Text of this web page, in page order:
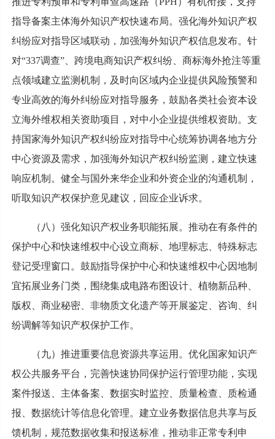
指导备案主体海外知识产权快速布局。强化海外知识产权
纠纷应对指导区域联动，加强海外知识产权信息发布。针
对“337调查”、跨境电商知识产权纠纷、商标海外抢注等重
点领域建立监测机制，及时向区域内企业提供风险预警和
专业高效的海外纠纷应对指导服务，鼓励各类社会资本设
立海外维权相关资助项目，对中小企业提供维权资助。支
持国家海外知识产权纠纷应对指导中心统筹协调各地方分
中心资源及需求，加强海外知识产权纠纷监测，建立快速
响应机制。健全与国外来华企业和外资企业的沟通机制，
听取知识产权保护意见建议，回应企业诉求。
（八）强化知识产权业务职能拓展。推动在有条件的
保护中心和快速维权中心设立商标、地理标志、特殊标志
登记受理窗口。鼓励指导保护中心和快速维权中心因地制
宜拓展业务门类，围绕集成电路布图设计、植物新品种、
版权、商业秘密、非物质文化遗产等开展鉴定、咨询、纠
纷调解等知识产权保护工作。
（九）推进重要信息资源共享运用。优化国家知识产
权公共服务平台，完善快速协同保护运行管理功能，实现
案件报送、主体备案、数据实时监控、质量检查、质检通
报、数据统计等信息化管理。建立业务数据信息共享与反
馈机制，规范数据收集和报送标准，推动非正常专利申